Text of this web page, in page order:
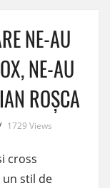
NE-AU
NE-AU
ROȘCA
1729 Views
cross
stil de